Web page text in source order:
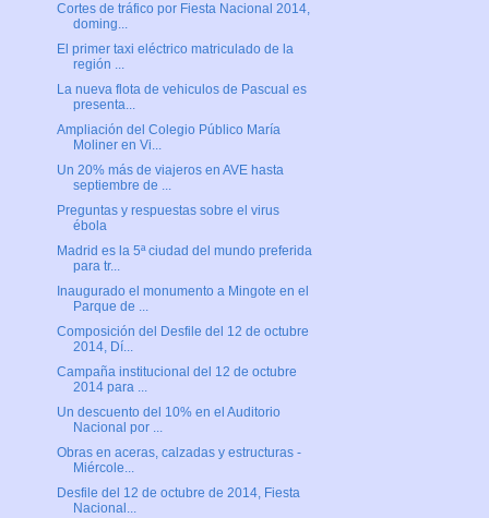
Cortes de tráfico por Fiesta Nacional 2014,
doming...
El primer taxi eléctrico matriculado de la
región ...
La nueva flota de vehiculos de Pascual es
presenta...
Ampliación del Colegio Público María
Moliner en Vi...
Un 20% más de viajeros en AVE hasta
septiembre de ...
Preguntas y respuestas sobre el virus
ébola
Madrid es la 5ª ciudad del mundo preferida
para tr...
Inaugurado el monumento a Mingote en el
Parque de ...
Composición del Desfile del 12 de octubre
2014, Dí...
Campaña institucional del 12 de octubre
2014 para ...
Un descuento del 10% en el Auditorio
Nacional por ...
Obras en aceras, calzadas y estructuras -
Miércole...
Desfile del 12 de octubre de 2014, Fiesta
Nacional...